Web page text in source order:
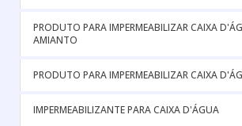
PRODUTO PARA IMPERMEABILIZAR CAIXA
AMIANTO
PRODUTO PARA IMPERMEABILIZAR CAIXA
IMPERMEABILIZANTE PARA CAIXA D'ÁGUA